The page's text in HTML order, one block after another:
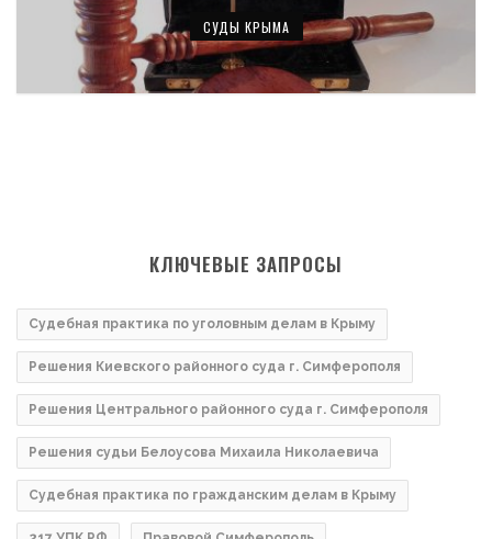
СУДЫ КРЫМА
КЛЮЧЕВЫЕ ЗАПРОСЫ
Судебная практика по уголовным делам в Крыму
Решения Киевского районного суда г. Симферополя
Решения Центрального районного суда г. Симферополя
Решения судьи Белоусова Михаила Николаевича
Судебная практика по гражданским делам в Крыму